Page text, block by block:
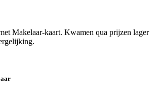
Makelaar-kaart. Kwamen qua prijzen lager